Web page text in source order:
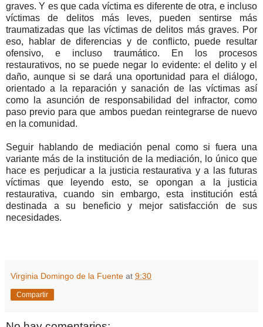
graves. Y es que cada víctima es diferente de otra, e incluso
víctimas de delitos más leves, pueden sentirse más
traumatizadas que las víctimas de delitos más graves. Por
eso, hablar de diferencias y de conflicto, puede resultar
ofensivo, e incluso traumático. En los procesos
restaurativos, no se puede negar lo evidente: el delito y el
daño, aunque si se dará una oportunidad para el diálogo,
orientado a la reparación y sanación de las víctimas así
como la asunción de responsabilidad del infractor, como
paso previo para que ambos puedan reintegrarse de nuevo
en la comunidad.
Seguir hablando de mediación penal como si fuera una
variante más de la institución de la mediación, lo único que
hace es perjudicar a la justicia restaurativa y a las futuras
víctimas que leyendo esto, se opongan a la justicia
restaurativa, cuando sin embargo, esta institución está
destinada a su beneficio y mejor satisfacción de sus
necesidades.
Virginia Domingo de la Fuente at 9:30
Compartir